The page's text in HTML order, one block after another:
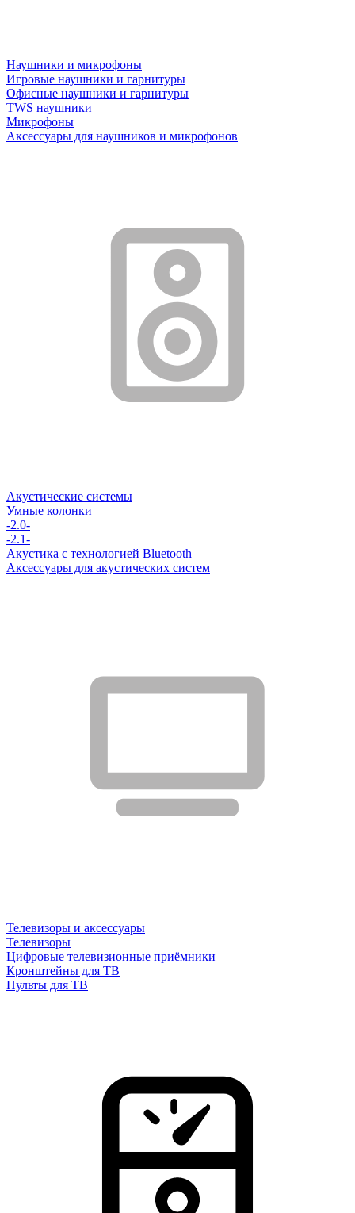
Наушники и микрофоны
Игровые наушники и гарнитуры
Офисные наушники и гарнитуры
TWS наушники
Микрофоны
Аксессуары для наушников и микрофонов
Акустические системы
Умные колонки
-2.0-
-2.1-
Акустика с технологией Bluetooth
Аксессуары для акустических систем
Телевизоры и аксессуары
Телевизоры
Цифровые телевизионные приёмники
Кронштейны для ТВ
Пульты для ТВ